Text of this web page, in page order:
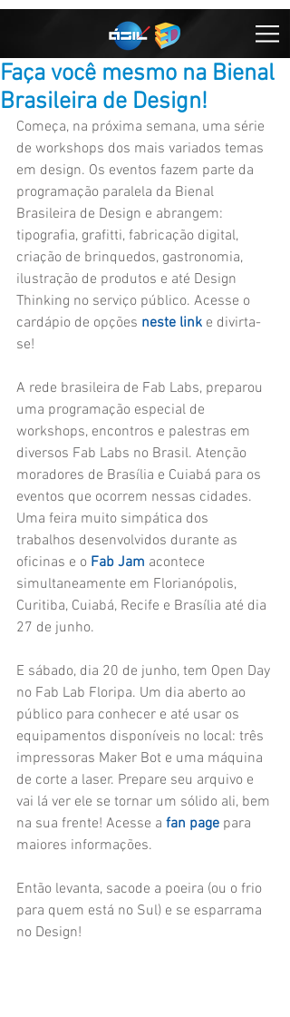
Faça você mesmo na Bienal
Brasileira de Design!
Começa, na próxima semana, uma série
de workshops dos mais variados temas
em design. Os eventos fazem parte da
programação paralela da Bienal
Brasileira de Design e abrangem:
tipografia, grafitti, fabricação digital,
criação de brinquedos, gastronomia,
ilustração de produtos e até Design
Thinking no serviço público. Acesse o
cardápio de opções neste link e divirta-
se!
A rede brasileira de Fab Labs, preparou
uma programação especial de
workshops, encontros e palestras em
diversos Fab Labs no Brasil. Atenção
moradores de Brasília e Cuiabá para os
eventos que ocorrem nessas cidades.
Uma feira muito simpática dos
trabalhos desenvolvidos durante as
oficinas e o Fab Jam acontece
simultaneamente em Florianópolis,
Curitiba, Cuiabá, Recife e Brasília até dia
27 de junho.
E sábado, dia 20 de junho, tem Open Day
no Fab Lab Floripa. Um dia aberto ao
público para conhecer e até usar os
equipamentos disponíveis no local: três
impressoras Maker Bot e uma máquina
de corte a laser. Prepare seu arquivo e
vai lá ver ele se tornar um sólido ali, bem
na sua frente! Acesse a fan page para
maiores informações.
Então levanta, sacode a poeira (ou o frio
para quem está no Sul) e se esparrama
no Design!